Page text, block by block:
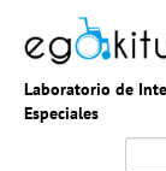
Laboratorio de
Especiales